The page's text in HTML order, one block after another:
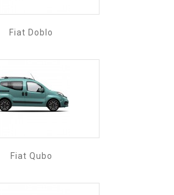
Fiat Doblo
Fiat Qubo